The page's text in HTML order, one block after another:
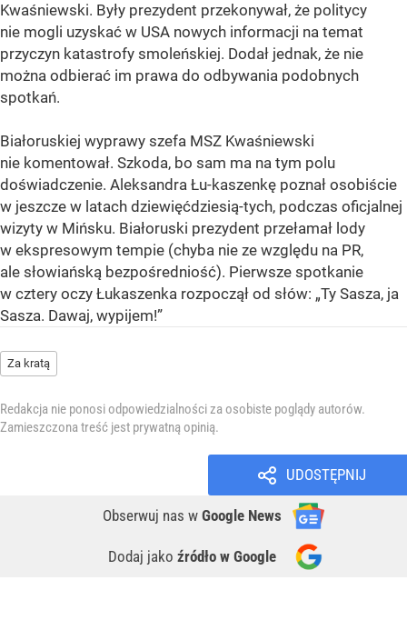
Kwaśniewski. Były prezydent przekonywał, że politycy
nie mogli uzyskać w USA nowych informacji na temat
przyczyn katastrofy smoleńskiej. Dodał jednak, że nie
można odbierać im prawa do odbywania podobnych
spotkań.
Białoruskiej wyprawy szefa MSZ Kwaśniewski
nie komentował. Szkoda, bo sam ma na tym polu
doświadczenie. Aleksandra Łu-kaszenkę poznał osobiście
w jeszcze w latach dziewięćdziesią-tych, podczas oficjalnej
wizyty w Mińsku. Białoruski prezydent przełamał lody
w ekspresowym tempie (chyba nie ze względu na PR,
ale słowiańską bezpośredniość). Pierwsze spotkanie
w cztery oczy Łukaszenka rozpoczął od słów: „Ty Sasza, ja
Sasza. Dawaj, wypijem!”
Za kratą
Redakcja nie ponosi odpowiedzialności za osobiste poglądy autorów.
Zamieszczona treść jest prywatną opinią.
UDOSTĘPNIJ
Obserwuj nas w Google News
Dodaj jako źródło w Google